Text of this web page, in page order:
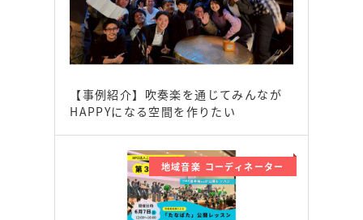
【事例紹介】吹奏楽を通じてみんなが
HAPPYになる空間を作りたい
地域音楽 コーディネーター